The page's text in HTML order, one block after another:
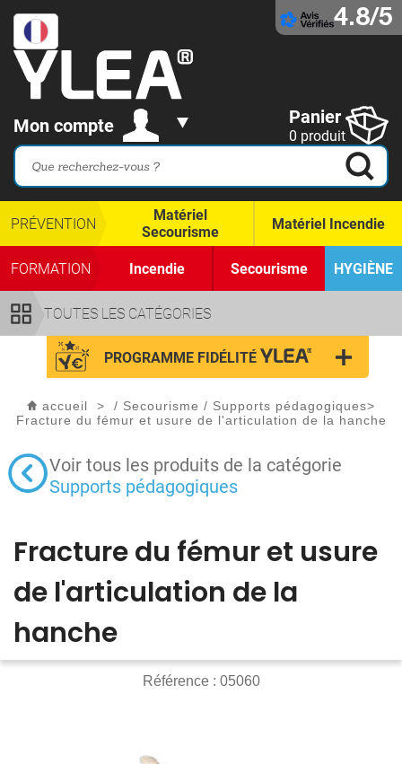
4.8/5
Mon compte Panier
0 produit
TOUTES LES CATÉGORIES
PRÉVENTION
Matériel
Secourisme
Matériel Incendie
FORMATION Incendie Secourisme HYGIÈNE
PROGRAMME FIDÉLITÉ
accueil > / Secourisme / Supports pédagogiques>
Fracture du fémur et usure de l'articulation de la hanche
Voir tous les produits de la catégorie
Supports pédagogiques
Fracture du fémur et usure
de l'articulation de la
hanche
Référence : 05060